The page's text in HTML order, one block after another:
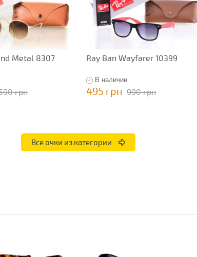
Metal 8307
грн
Ray Ban Wayfarer 10399
В наличии
495 грн 990 грн
Все очки из категории